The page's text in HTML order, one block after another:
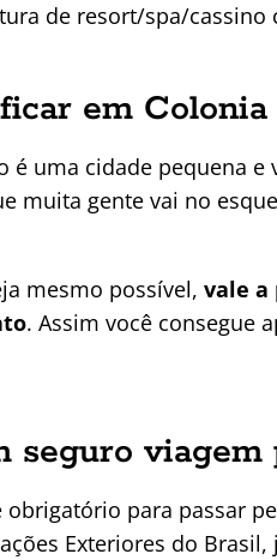
de resort/spa/
em
é uma cidade pequena
muita gente vai no
mesmo possível, vale a
. Assim você consegue
seguro viagem
obrigatório para passar
Exteriores do